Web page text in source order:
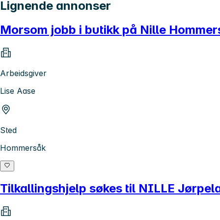
Lignende annonser
Morsom jobb i butikk på Nille
Arbeidsgiver
Lise Aase
Sted
Hommersåk
Tilkallingshjelp søkes til NILLE